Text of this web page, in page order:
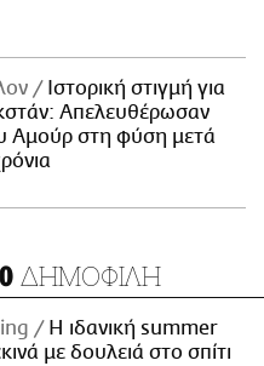
Ιστορική στιγμή για
Απελευθέρωσαν
Αμούρ στη φύση μετά
ΔΗΜΟΦΙΛΗ
Η ιδανική summer
με δουλειά στο σπίτι